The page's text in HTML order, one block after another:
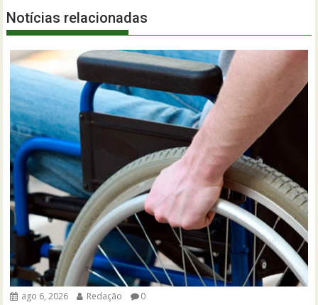
Notícias relacionadas
ago 6, 2026 Redação 0